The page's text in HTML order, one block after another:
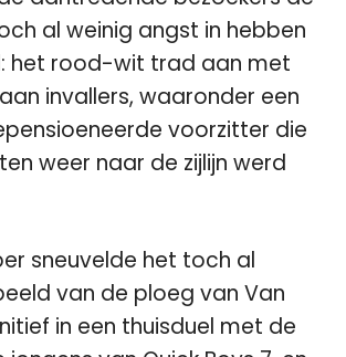
al weinig angst in hebben
het rood-wit trad aan met
invallers, waaronder een
voorzitter die
weer naar de zijlijn werd
sneuvelde het toch al
van de ploeg van Van
in een thuisduel met de